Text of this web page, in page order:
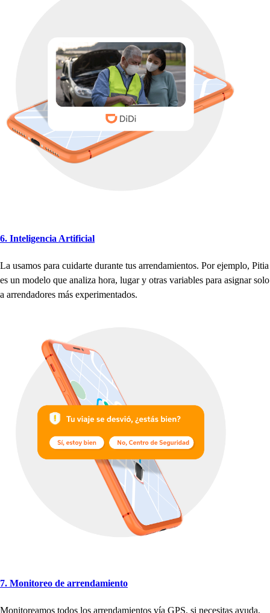
6. Inteligencia Artificial
La usamos para cuidarte durante tus arrendamientos. Por ejemplo, Pitia
es un modelo que analiza hora, lugar y otras variables para asignarsolo
a arrendadores más experimentados.
7. Monitoreo de arrendamiento
Monitoreamos todos los arrendamientos vía GPS, si necesitas ayuda,